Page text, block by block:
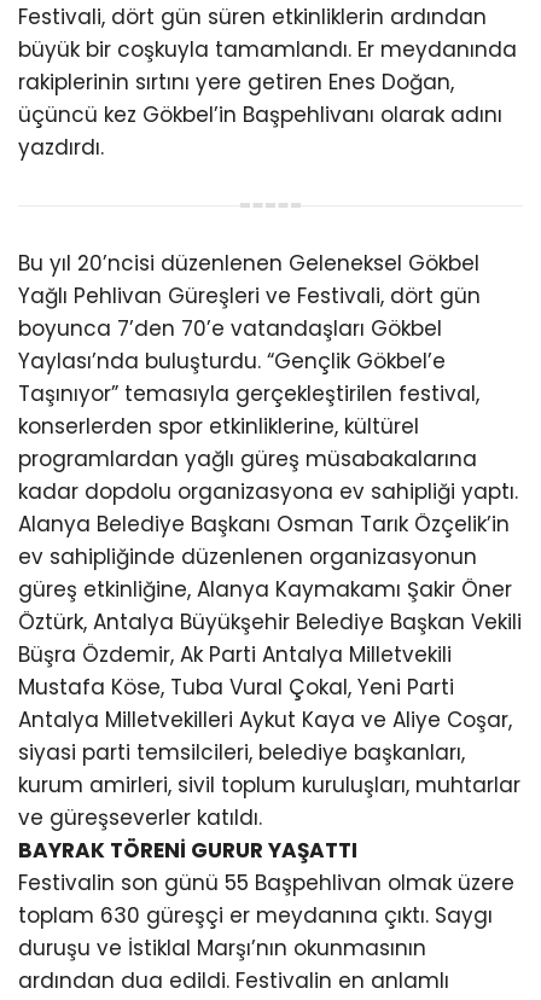
Festivali, dört gün süren etkinliklerin ardından
büyük bir coşkuyla tamamlandı. Er meydanında
rakiplerinin sırtını yere getiren Enes Doğan,
üçüncü kez Gökbel’in Başpehlivanı olarak adını
yazdırdı.
Bu yıl 20’ncisi düzenlenen Geleneksel Gökbel
Yağlı Pehlivan Güreşleri ve Festivali, dört gün
boyunca 7’den 70’e vatandaşları Gökbel
Yaylası’nda buluşturdu. “Gençlik Gökbel’e
Taşınıyor” temasıyla gerçekleştirilen festival,
konserlerden spor etkinliklerine, kültürel
programlardan yağlı güreş müsabakalarına
kadar dopdolu organizasyona ev sahipliği yaptı.
Alanya Belediye Başkanı Osman Tarık Özçelik’in
ev sahipliğinde düzenlenen organizasyonun
güreş etkinliğine, Alanya Kaymakamı Şakir Öner
Öztürk, Antalya Büyükşehir Belediye Başkan Vekili
Büşra Özdemir, Ak Parti Antalya Milletvekili
Mustafa Köse, Tuba Vural Çokal, Yeni Parti
Antalya Milletvekilleri Aykut Kaya ve Aliye Coşar,
siyasi parti temsilcileri, belediye başkanları,
kurum amirleri, sivil toplum kuruluşları, muhtarlar
ve güreşseverler katıldı.
BAYRAK TÖRENİ GURUR YAŞATTI
Festivalin son günü 55 Başpehlivan olmak üzere
toplam 630 güreşçi er meydanına çıktı. Saygı
duruşu ve İstiklal Marşı’nın okunmasının
ardından dua edildi. Festivalin en anlamlı